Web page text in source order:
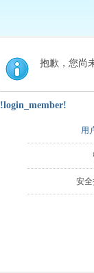
抱歉，您尚
!login_member!
用
安